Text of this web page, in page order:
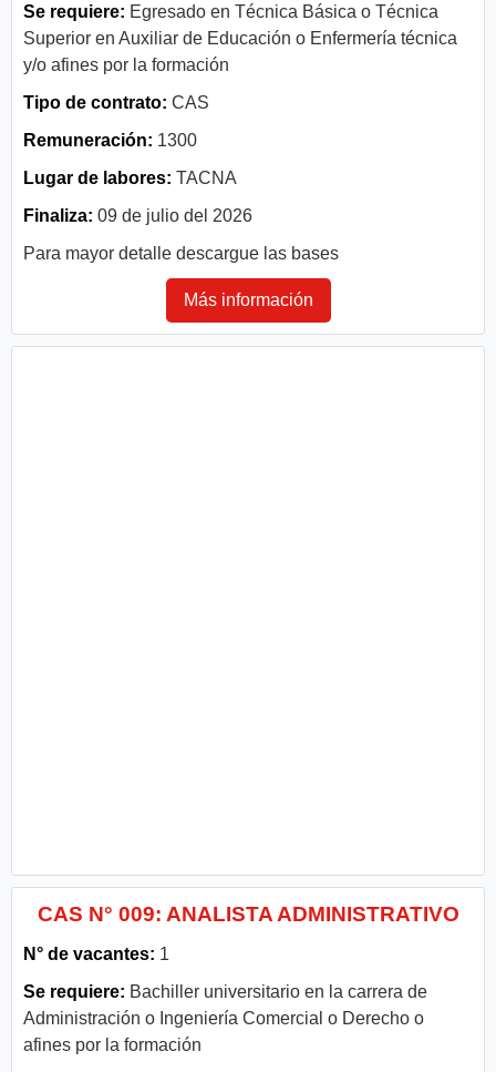
Se requiere: Egresado en Técnica Básica o Técnica
Superior en Auxiliar de Educación o Enfermería técnica
y/o afines por la formación
Tipo de contrato: CAS
Remuneración: 1300
Lugar de labores: TACNA
Finaliza: 09 de julio del 2026
Para mayor detalle descargue las bases
Más información
CAS N° 009: ANALISTA ADMINISTRATIVO
N° de vacantes: 1
Se requiere: Bachiller universitario en la carrera de
Administración o Ingeniería Comercial o Derecho o
afines por la formación